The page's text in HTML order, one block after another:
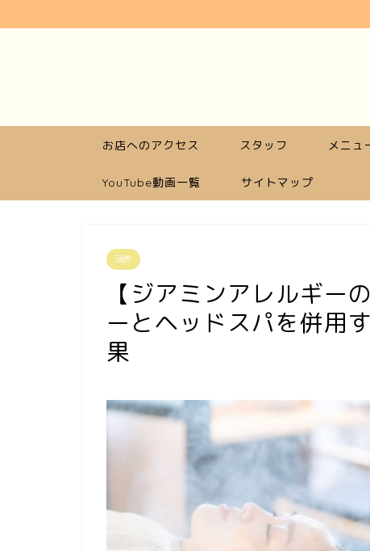
お店へのアクセス スタッフ メニュ
YouTube動画一覧 サイトマップ
頭皮
【ジアミンアレルギー
ーとヘッドスパを併用
果